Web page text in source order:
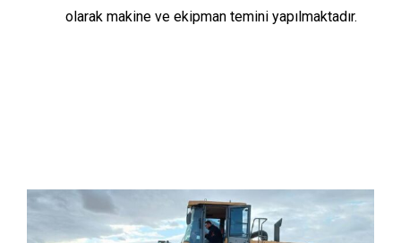
olarak makine ve ekipman temini yapılmaktadır.